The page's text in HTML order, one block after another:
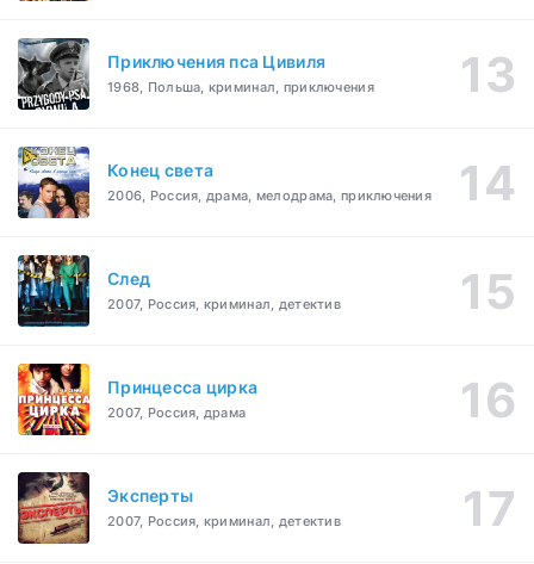
Приключения пса Цивиля
1968, Польша, криминал, приключения
Конец света
2006, Россия, драма, мелодрама, приключения
След
2007, Россия, криминал, детектив
Принцесса цирка
2007, Россия, драма
Эксперты
2007, Россия, криминал, детектив